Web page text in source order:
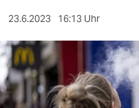
sport
berlin
nord
23.6.2023 16:13 Uhr